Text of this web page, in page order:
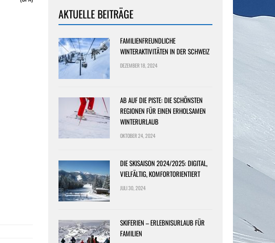
AKTUELLE BEITRÄGE
FAMILIENFREUNDLICHE
WINTERAKTIVITÄTEN IN DER SCHWEIZ
DEZEMBER 18, 2024
AB AUF DIE PISTE: DIE SCHÖNSTEN
REGIONEN FÜR EINEN ERHOLSAMEN
WINTERURLAUB
OKTOBER 24, 2024
DIE SKISAISON 2024/2025: DIGITAL,
VIELFÄLTIG, KOMFORTORIENTIERT
JULI 30, 2024
SKIFERIEN – ERLEBNISURLAUB FÜR
FAMILIEN